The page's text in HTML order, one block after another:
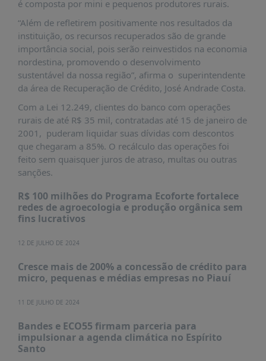
DADOS
FRENTE
PARLAMENTAR
SOBRE
A
FRENTE
MATERIAIS
INFORMAÇÕES
CURSOS
EVENTOS
INSCRIÇÕES
DISPONÍVEIS
PUBLICAÇÕES
RUMOS
LIVROS
ESTUDOS
é composta por mini e pequenos produtores rurais.
“Além de refletirem positivamente nos resultados da
instituição, os recursos recuperados são de grande
importância social, pois serão reinvestidos na economia
nordestina, promovendo o desenvolvimento
sustentável da nossa região”, afirma o superintendente
da área de Recuperação de Crédito, José Andrade Costa.
Com a Lei 12.249, clientes do banco com operações
rurais de até R$ 35 mil, contratadas até 15 de janeiro de
2001, puderam liquidar suas dívidas com descontos
que chegaram a 85%. O recálculo das operações foi
feito sem quaisquer juros de atraso, multas ou outras
sanções.
R$ 100 milhões do Programa Ecoforte fortalece
redes de agroecologia e produção orgânica sem
fins lucrativos
12 DE JULHO DE 2024
Cresce mais de 200% a concessão de crédito para
micro, pequenas e médias empresas no Piauí
11 DE JULHO DE 2024
Bandes e ECO55 firmam parceria para
impulsionar a agenda climática no Espírito
Santo